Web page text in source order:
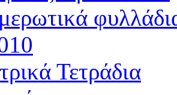
Τετράδια